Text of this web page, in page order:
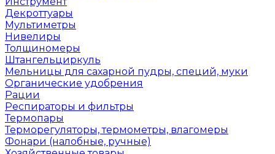
Декроттуары
Мультиметры
Нивелиры
Толщиномеры
Штангельциркуль
Мельницы для сахарной пудры, специй, муки
Органические удобрения
Рации
Респираторы и фильтры
Термопары
Терморегуляторы, термометры, влагомеры
Фонари (налобные, ручные)